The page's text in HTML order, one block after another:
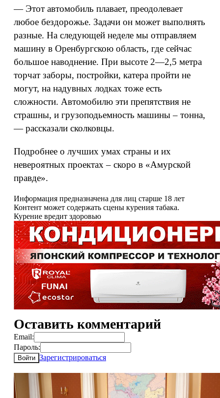
— Этот автомобиль плавает, преодолевает
любое бездорожье. Задачи он может выполнять
разные. На следующей неделе мы отправляем
машину в Оренбургскою область, где сейчас
большое наводнение. При высоте 2—2,5 метра
торчат заборы, постройки, катера пройти не
могут, на надувных лодках тоже есть
сложности. Автомобилю эти препятствия не
страшны, и грузоподьемность машины – тонна,
— рассказали сколковцы.
Подробнее о лучших умах страны и их
невероятных проектах – скоро в «Амурской
правде».
Информация предназначена для лиц старше 18 лет
Контент может содержать сцены курения табака.
Курение вредит здоровью
Оставить комментарий
Email:
Пароль:
Войти Зарегистрироваться